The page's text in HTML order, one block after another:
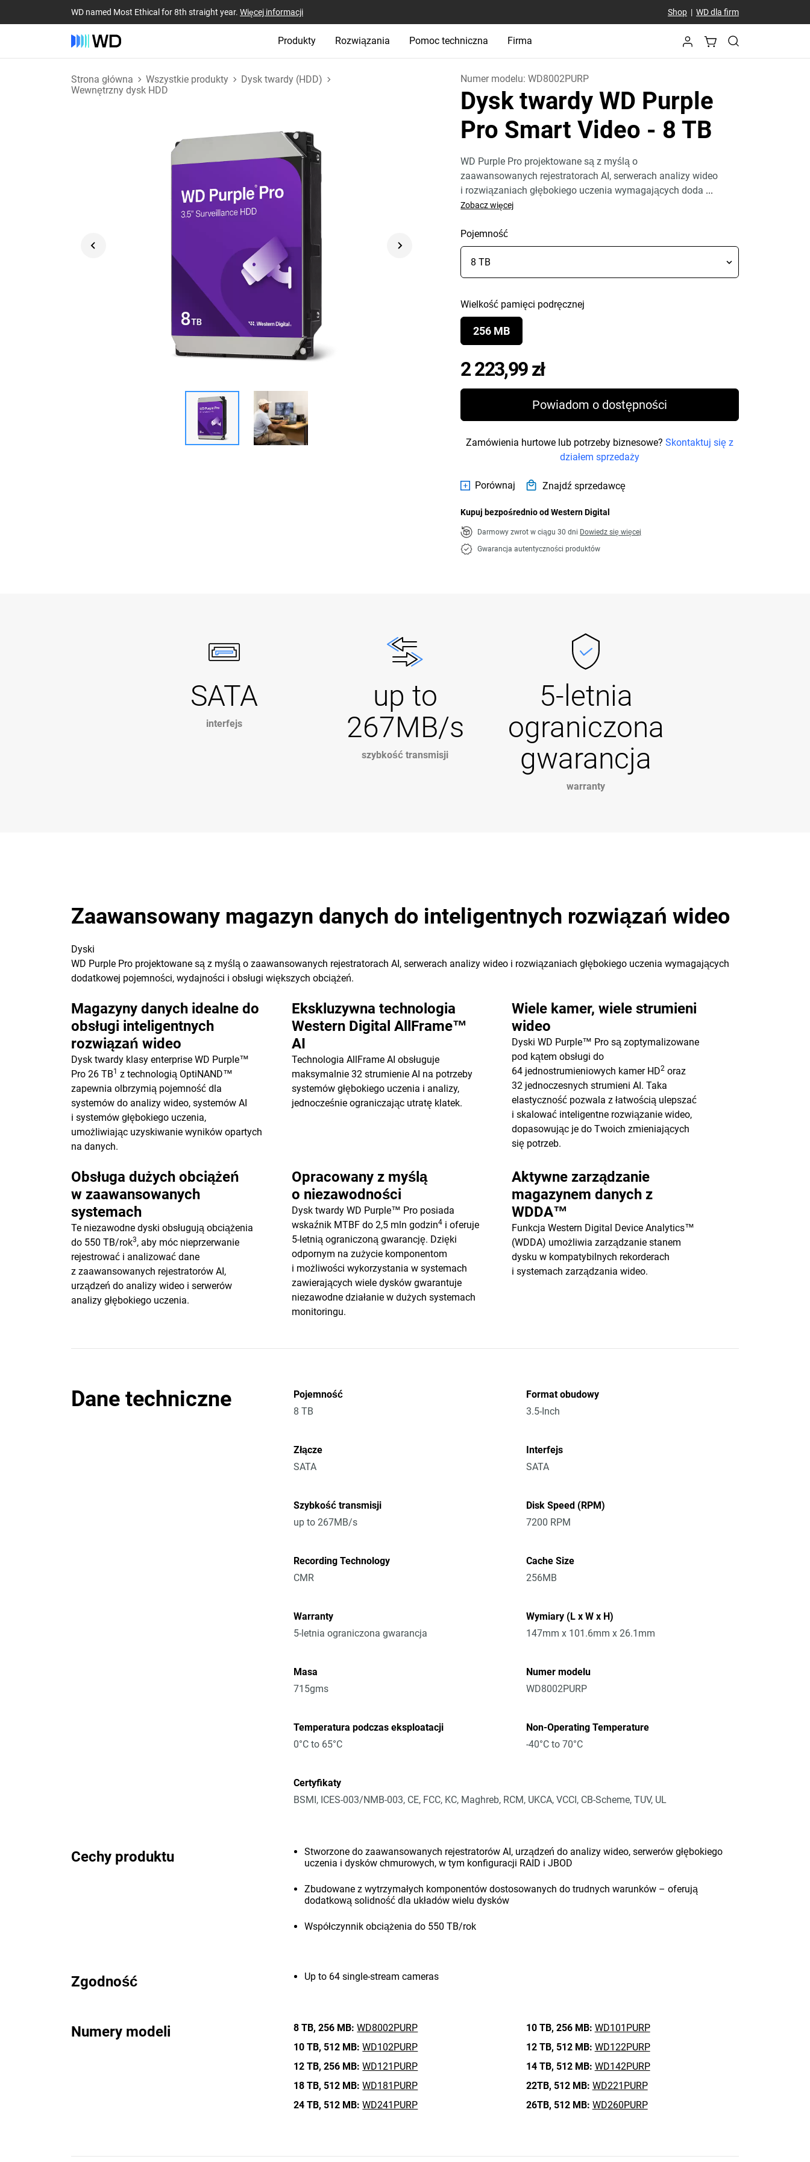
WD named Most Ethical for 8th straight year. Więcej informacji Shop| WD dla firm
Produkty Rozwiązania Pomoc techniczna Firma
Strona główna Wszystkie produkty
Dysk twardy (HDD)
Wewnętrzny dysk HDD
Numer modelu:WD8002PURP
Dysk twardy WD Purple
Pro Smart Video - 8 TB
WD Purple Pro projektowane są z myślą o
zaawansowanych rejestratorach AI, serwerach analizy wideo
i rozwiązaniach głębokiego uczenia wymagających doda ...
Zobacz więcej
Pojemność
Wielkość pamięci podręcznej
256 MB
2 223,99 złPrice 2 223,99 zł
Powiadom o dostępności
Zamówienia hurtowe lub potrzeby biznesowe?Skontaktuj się z
działem sprzedaży
Porównaj Znajdź sprzedawcę
Kupuj bezpośrednio od Western Digital
Darmowy zwrot w ciągu 30 dni Dowiedz się więcej
Gwarancja autentyczności produktów
SATA
interfejs
up to
267MB/s
szybkość transmisji
5-letnia
ograniczona
gwarancja
warranty
Zaawansowany magazyn danych do inteligentnych rozwiązań wideo
Dyski
WD Purple Pro projektowane są z myślą o zaawansowanych rejestratorach AI, serwerach analizy wideo i rozwiązaniach głębokiego uczenia wymagających
dodatkowej pojemności, wydajności i obsługi większych obciążeń.
Magazyny danych idealne do
obsługi inteligentnych
rozwiązań wideo
Dysk twardy klasy enterprise WD Purple™
Pro 26 TB1 z technologią OptiNAND™
zapewnia olbrzymią pojemność dla
systemów do analizy wideo, systemów AI
i systemów głębokiego uczenia,
umożliwiając uzyskiwanie wyników opartych
na danych.
Ekskluzywna technologia
Western Digital AllFrame™
AI
Technologia AllFrame AI obsługuje
maksymalnie 32 strumienie AI na potrzeby
systemów głębokiego uczenia i analizy,
jednocześnie ograniczając utratę klatek.
Wiele kamer, wiele strumieni
wideo
Dyski WD Purple™ Pro są zoptymalizowane
pod kątem obsługi do
64 jednostrumieniowych kamer HD2 oraz
32 jednoczesnych strumieni AI. Taka
elastyczność pozwala z łatwością ulepszać
i skalować inteligentne rozwiązanie wideo,
dopasowując je do Twoich zmieniających
się potrzeb.
Obsługa dużych obciążeń
w zaawansowanych
systemach
Te niezawodne dyski obsługują obciążenia
do 550 TB/rok3, aby móc nieprzerwanie
rejestrować i analizować dane
z zaawansowanych rejestratorów AI,
urządzeń do analizy wideo i serwerów
analizy głębokiego uczenia.
Opracowany z myślą
o niezawodności
Dysk twardy WD Purple™ Pro posiada
wskaźnik MTBF do 2,5 mln godzin4i oferuje
5-letnią ograniczoną gwarancję. Dzięki
odpornym na zużycie komponentom
i możliwości wykorzystania w systemach
zawierających wiele dysków gwarantuje
niezawodne działanie w dużych systemach
monitoringu.
Aktywne zarządzanie
magazynem danych z
WDDA™
Funkcja Western Digital Device Analytics™
(WDDA) umożliwia zarządzanie stanem
dysku w kompatybilnych rekorderach
i systemach zarządzania wideo.
Dane techniczne
Pojemność
8 TB
Format obudowy
3.5-Inch
Złącze
SATA
Interfejs
SATA
Szybkość transmisji
up to 267MB/s
Disk Speed (RPM)
7200 RPM
Recording Technology
CMR
Cache Size
256MB
Warranty
5-letnia ograniczona gwarancja
Wymiary (L x W x H)
147mm x 101.6mm x 26.1mm
Masa
715gms
Numer modelu
WD8002PURP
Temperatura podczas eksploatacji
0°C to 65°C
Non-Operating Temperature
-40°C to 70°C
Certyfikaty
BSMI, ICES-003/NMB-003, CE, FCC, KC, Maghreb, RCM, UKCA, VCCI, CB-Scheme, TUV, UL
Cechy produktu
Stworzone do zaawansowanych rejestratorów AI, urządzeń do analizy wideo, serwerów głębokiego
uczenia i dysków chmurowych, w tym konfiguracji RAID i JBOD
Zbudowane z wytrzymałych komponentów dostosowanych do trudnych warunków – oferują
dodatkową solidność dla układów wielu dysków
Współczynnik obciążenia do 550 TB/rok
Zgodność Up to 64 single-stream cameras
Numery modeli 8 TB, 256 MB: WD8002PURP 10 TB, 256 MB: WD101PURP
10 TB, 512 MB: WD102PURP 12 TB, 512 MB: WD122PURP
12 TB, 256 MB: WD121PURP 14 TB, 512 MB: WD142PURP
18 TB, 512 MB: WD181PURP 22TB, 512 MB: WD221PURP
24 TB, 512 MB: WD241PURP 26TB, 512 MB: WD260PURP